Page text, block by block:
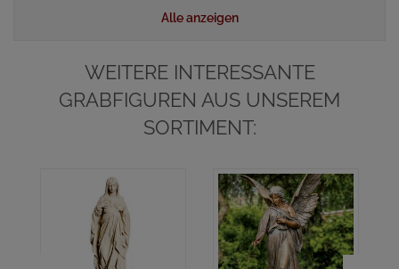
Alle anzeigen
WEITERE INTERESSANTE
GRABFIGUREN AUS UNSEREM
SORTIMENT: